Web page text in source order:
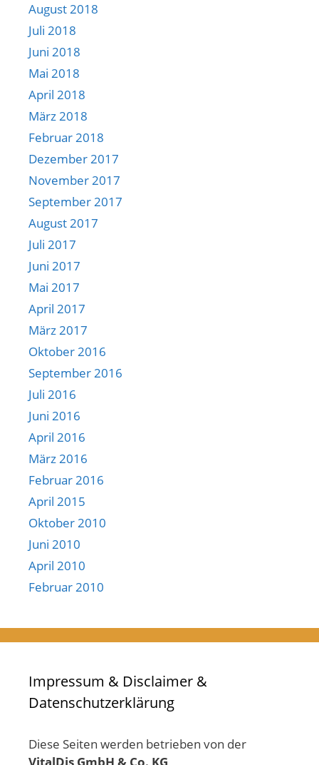
August 2018
Juli 2018
Juni 2018
Mai 2018
April 2018
März 2018
Februar 2018
Dezember 2017
November 2017
September 2017
August 2017
Juli 2017
Juni 2017
Mai 2017
April 2017
März 2017
Oktober 2016
September 2016
Juli 2016
Juni 2016
April 2016
März 2016
Februar 2016
April 2015
Oktober 2010
Juni 2010
April 2010
Februar 2010
Impressum & Disclaimer &
Datenschutzerklärung
Diese Seiten werden betrieben von der